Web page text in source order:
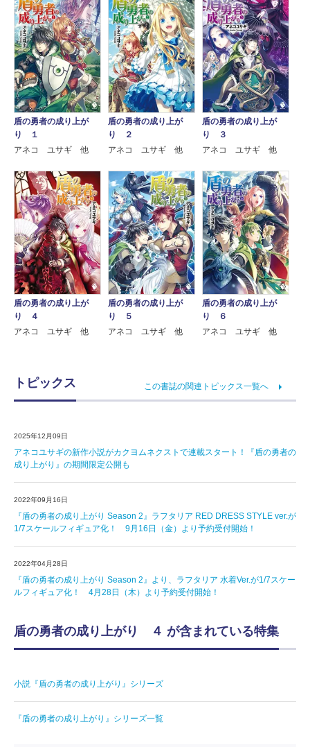
盾の勇者の成り上が
り １
アネコ ユサギ 他
盾の勇者の成り上が
り ２
アネコ ユサギ 他
盾の勇者の成り上が
り ３
アネコ ユサギ 他
盾の勇者の成り上が
り ４
アネコ ユサギ 他
盾の勇者の成り上が
り ５
アネコ ユサギ 他
盾の勇者の成り上が
り ６
アネコ ユサギ 他
トピックス この書誌の関連トピックス一覧へ
2025年12月09日
アネコユサギの新作小説がカクヨムネクストで連載スタート！『盾の勇者の
成り上がり』の期間限定公開も
2022年09月16日
『盾の勇者の成り上がり Season 2』ラフタリア RED DRESS STYLE ver.が
1/7スケールフィギュア化！ 9月16日（金）より予約受付開始！
2022年04月28日
『盾の勇者の成り上がり Season 2』より、ラフタリア 水着Ver.が1/7スケー
ルフィギュア化！ 4月28日（木）より予約受付開始！
盾の勇者の成り上がり ４ が含まれている特集
小説『盾の勇者の成り上がり』シリーズ
『盾の勇者の成り上がり』シリーズ一覧